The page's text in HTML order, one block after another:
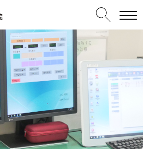
内視鏡センター